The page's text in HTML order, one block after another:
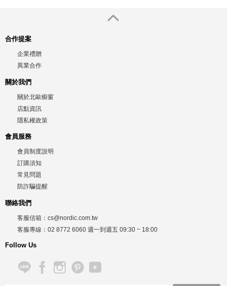
合作提案
企業禮贈
異業合作
關於我們
關於北歐櫥窗
店點資訊
隱私權政策
會員服務
會員制度說明
訂購須知
常見問題
防詐騙提醒
聯絡我們
客服信箱： cs@nordic.com.tw
客服專線： 02 8772 6060 週一到週五 09:30 ~ 18:00
Follow Us